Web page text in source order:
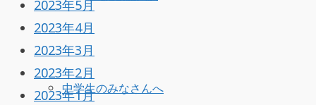
中学生のみなさんへ
2023年5月
2023年4月
2023年3月
2023年2月
2023年1月